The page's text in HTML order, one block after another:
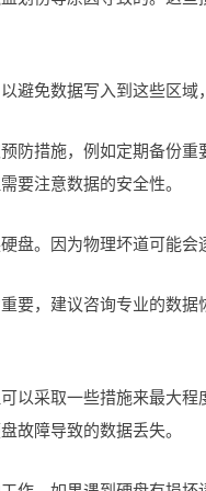
避免数据写入到这些区域
防措施，例如定期备份
要注意数据的安全性。
盘。因为物理坏道可能会
要，建议咨询专业的数
以采取一些措施来最大
故障导致的数据丢失。